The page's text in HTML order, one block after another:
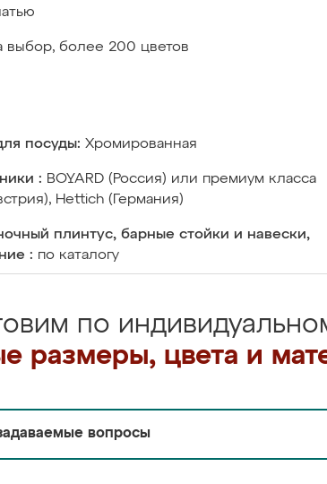
выбор, более 200 цветов
посуды: Хромированная
: BOYARD (Россия) или премиум класса
Hettich (Германия)
плинтус, барные стойки и навески,
: по каталогу
по
размеры, цвета и
вопросы